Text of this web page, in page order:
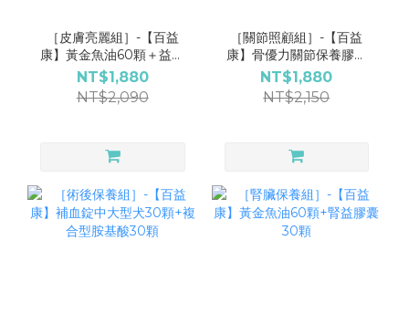
［皮膚亮麗組］-【百益
康】黃金魚油60顆＋益善
菌30顆
NT$1,880
NT$2,090
［關節照顧組］-【百益
康】骨優力關節保養膠囊
30顆+黃金魚油60顆
NT$1,880
NT$2,150